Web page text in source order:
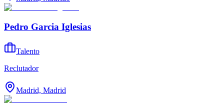
Pedro Garcia Iglesias
Talento
Reclutador
Madrid, Madrid